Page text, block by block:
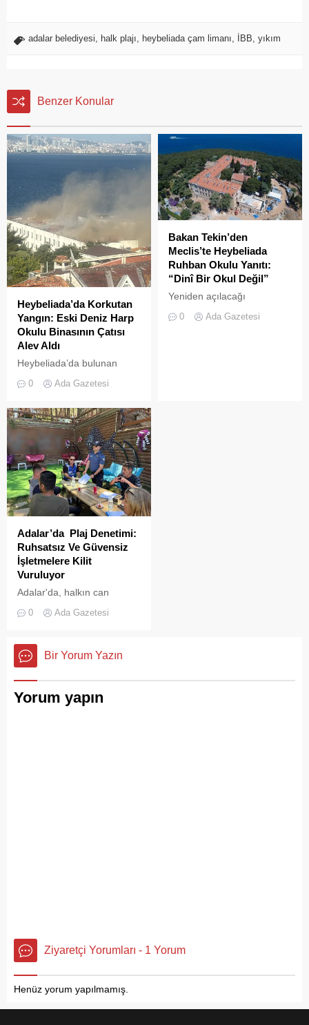
adalar belediyesi, halk plajı, heybeliada çam limanı, İBB, yıkım
Benzer Konular
Heybeliada’da Korkutan
Yangın: Eski Deniz Harp
Okulu Binasının Çatısı
Alev Aldı
Heybeliada’da bulunan
çatısında, tamirat
çıktı. Gökyüzünü kaplayan
yoğun duman paniğe neden
olurken, itfaiye ekipleri
yangına hızla müdahale etti.
0 Ada Gazetesi
Bakan Tekin’den
Meclis’te Heybeliada
Ruhban Okulu Yanıtı:
“Dinî Bir Okul Değil”
Yeniden açılacağı
kamuoyunda sıkça tartışılan
0 Ada Gazetesi
Adalar’da Plaj Denetimi:
Ruhsatsız Ve Güvensiz
İşletmelere Kilit
Vuruluyor
Adalar'da, halkın can
haksız işgallerin önüne
çaplı bir denetim
operasyonu başlatıldı.
0 Ada Gazetesi
Bir Yorum Yazın
Yorum yapın
Ziyaretçi Yorumları - 1 Yorum
Henüz yorum yapılmamış.